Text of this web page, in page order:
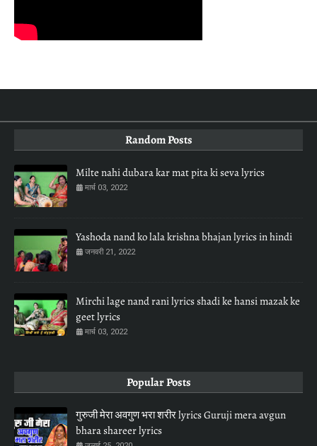
Random Posts
Milte nahi dubara kar mat pita ki seva lyrics
मार्च 03, 2022
Yashoda nand ko lala krishna bhajan lyrics in hindi
जनवरी 21, 2022
Mirchi lage nand rani lyrics shadi ke hansi mazak ke
geet lyrics
मार्च 03, 2022
Popular Posts
गुरुजी मेरा अवगुण भरा शरीर lyrics Guruji mera avgun
bhara shareer lyrics